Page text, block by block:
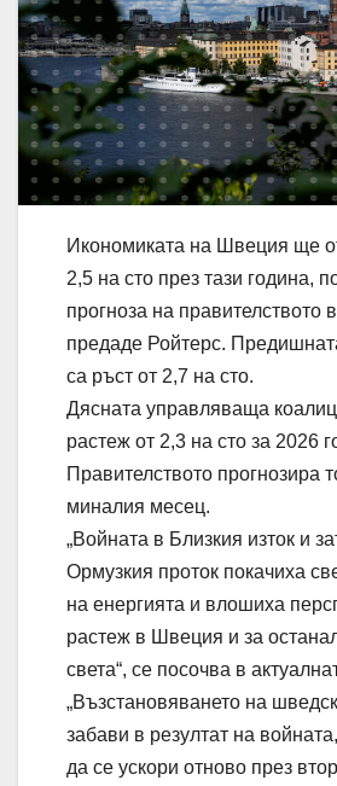
Икономиката на Швеция ще
2,5 на сто през тази година,
прогноза на правителството
предаде Ройтерс.
са ръст от 2,7 на сто.
Дясната управляваща
растеж от 2,3 на сто за 2026
Правителството прогнозира
миналия месец.
„Войната в Близкия изток и
Ормузкия проток покачиха
на енергията и влошиха
растеж в Швеция и за
света“, се посочва в
„Възстановяването на
забави в резултат на
да се ускори отново през